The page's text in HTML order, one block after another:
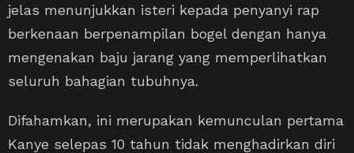
jelas menunjukkan isteri kepada penyanyi rap
berkenaan berpenampilan bogel dengan hanya
mengenakan baju jarang yang memperlihatkan
seluruh bahagian tubuhnya.
Difahamkan, ini merupakan kemunculan pertama
Kanye selepas 10 tahun tidak menghadirkan diri